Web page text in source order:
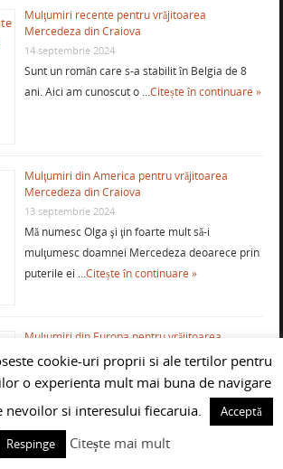
Mulţumiri recente pentru vrăjitoarea
Mercedeza din Craiova
14 septembrie 2024
Sunt un român care s-a stabilit în Belgia de 8
ani. Aici am cunoscut o …Citește în continuare »
Mulţumiri din America pentru vrăjitoarea
Mercedeza din Craiova
13 septembrie 2024
Mă numesc Olga şi ţin foarte mult să-i
mulţumesc doamnei Mercedeza deoarece prin
puterile ei …Citește în continuare »
Mulţumiri din Europa pentru vrăjitoarea
Mercedeza
12 septembrie 2024
Mii şi mii de mulţumiri doamnei vrăjitoare
Mercedeza deoarece m-a lecuit de alcoolism şi
impotenţă, …
Citește în continuare »
cookie-uri proprii si ale tertilor pentru
o experienta mult mai buna de navigare
nevoilor si interesului fiecaruia.
Acceptă
Respinge
Citește mai mult